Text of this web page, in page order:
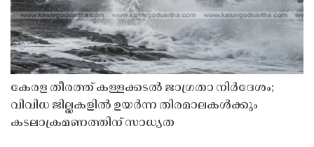
കേരള തീരത്ത് കള്ളക്കടൽ ജാഗ്രതാ നിർദേശം;
വിവിധ ജില്ലകളിൽ ഉയർന്ന തിരമാലകൾക്കും
കടലാക്രമണത്തിന് സാധ്യത